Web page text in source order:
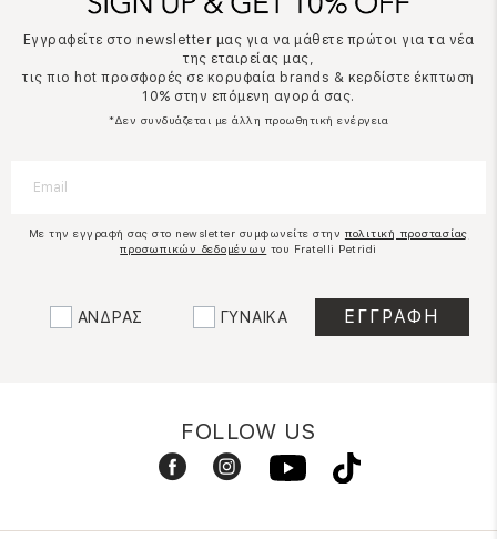
Εγγραφείτε στο newsletter μας για να μάθετε πρώτοι για τα νέα
της εταιρείας μας,
τις πιο hot προσφορές σε κορυφαία brands & κερδίστε έκπτωση
10% στην επόμενη αγορά σας.
*Δεν συνδυάζεται με άλλη προωθητική ενέργεια
Με την εγγραφή σας στο newsletter συμφωνείτε στην πολιτική προστασίας
προσωπικών δεδομένων του Fratelli Petridi
ΑΝΔΡΑΣ ΓΥΝΑΙΚΑ
FOLLOW US